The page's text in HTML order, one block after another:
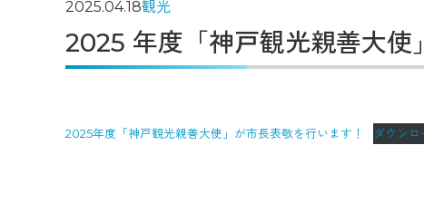
2025.04.18観光
2025 年度「神戸観光親善大使
2025年度「神戸観光親善大使」が市長表敬を行います！ ダウンロ